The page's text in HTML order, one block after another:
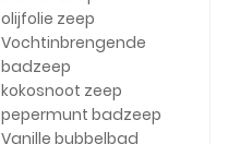
olijfolie zeep
Vochtinbrengende
badzeep
kokosnoot zeep
pepermunt badzeep
Vanille bubbelbad